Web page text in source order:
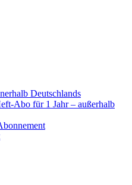
Deutschlands
Abo für 1 Jahr – außerhalb